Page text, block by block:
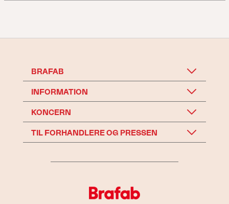
BRAFAB
INFORMATION
KONCERN
TIL FORHANDLERE OG PRESSEN